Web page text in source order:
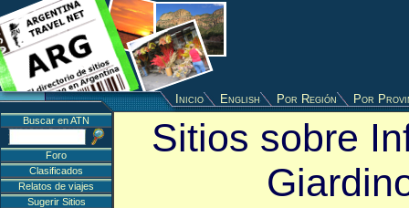
Inicio English Por Región Por
Sitios sobre
Buscar en ATN
Foro
Clasificados
Relatos de viajes
Sugerir Sitios